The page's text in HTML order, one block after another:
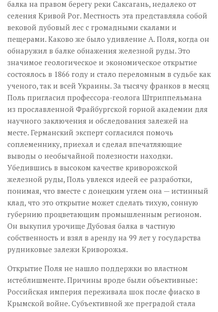
балка на правом берегу реки Саксагань, недалеко от
селения Кривой Рог. Местность эта представляла собой
вековой дубовый лес с громадными скалами и
пещерами. Каково же было удивление А. Поля, когда он
обнаружил в балке обнажения железной руды. Это
значимое геологическое и экономическое открытие
состоялось в 1866 году и стало переломным в судьбе как
ученого, так и всей Украины. За тысячу франков в месяц
Поль пригласил профессора-геолога Штриппельмана
из прославленной Фрайбургской горной академии для
научного заключения и обследования залежей на
месте. Германский эксперт согласился помочь
соплеменнику, приехал и сделал впечатляющие
выводы о необычайной полезности находки.
Убедившись в высоком качестве криворожской
железной руды, Поль увлекся идеей ее разработки,
понимая, что вместе с донецким углем она — истинный
клад, что это открытие может сделать тихую, сонную
губернию процветающим промышленным регионом.
Он выкупил урочище Дубовая балка в частную
собственность и взял в аренду на 99 лет у государства
рудниковые залежи Криворожья.
Открытие Поля не нашло поддержки во властном
истеблишменте. Причины вроде были объективные:
Российская империя переживала шок после фиаско в
Крымской войне. Субъективной же преградой стала